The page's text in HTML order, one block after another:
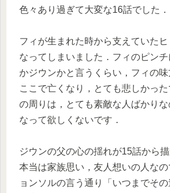
色々あり過ぎて大変な16話でした．
フィが生まれた時から支えていたヒ
なってしまいました．フィのピン
かジウンかと言うくらい，フィの味
ここで亡くなり，とても悲しかっ
の周りは，とても素敵な人ばかりな
なって欲しくないです．
ジウンの父の心の揺れが15話から描
本当は家族思い，友人想いの人な
ョンソルの言う通り「いつまでそ